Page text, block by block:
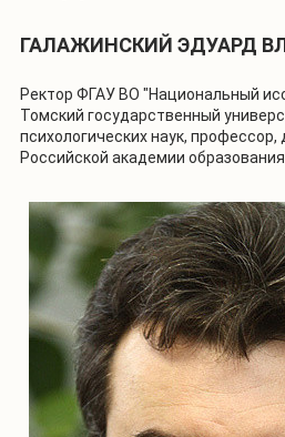
ГАЛАЖИНСКИЙ ЭДУАРД
Ректор ФГАУ ВО "Национальный
Томский государственный
психологических наук,
Российской академии образования